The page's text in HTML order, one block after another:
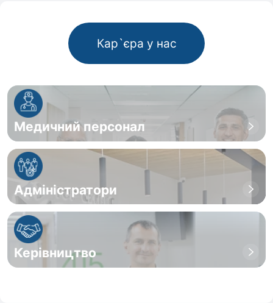
Кар`єра у нас
Медичний персонал
Адміністратори
Керівництво